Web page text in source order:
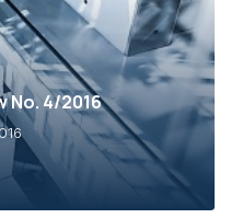
No. 4/2016